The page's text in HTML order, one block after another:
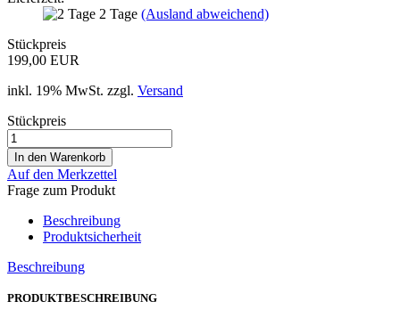
2 Tage (Ausland abweichend)
Stückpreis
199,00 EUR
inkl. 19% MwSt. zzgl. Versand
Stückpreis
Auf den Merkzettel
Frage zum Produkt
Beschreibung
Produktsicherheit
Beschreibung
PRODUKTBESCHREIBUNG